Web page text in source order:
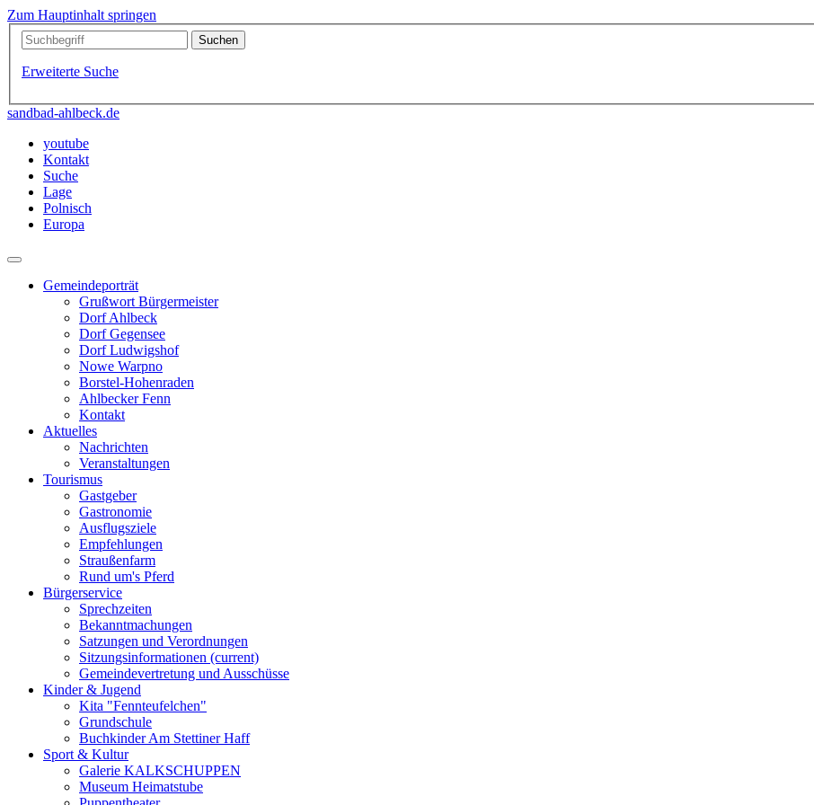
Zum Hauptinhalt springen
Erweiterte Suche
sandbad-ahlbeck.de
youtube
Kontakt
Suche
Lage
Polnisch
Europa
Gemeindeporträt
Grußwort Bürgermeister
Dorf Ahlbeck
Dorf Gegensee
Dorf Ludwigshof
Nowe Warpno
Borstel-Hohenraden
Ahlbecker Fenn
Kontakt
Aktuelles
Nachrichten
Veranstaltungen
Tourismus
Gastgeber
Gastronomie
Ausflugsziele
Empfehlungen
Straußenfarm
Rund um's Pferd
Bürgerservice
Sprechzeiten
Bekanntmachungen
Satzungen und Verordnungen
Sitzungsinformationen (current)
Gemeindevertretung und Ausschüsse
Kinder & Jugend
Kita "Fennteufelchen"
Grundschule
Buchkinder Am Stettiner Haff
Sport & Kultur
Galerie KALKSCHUPPEN
Museum Heimatstube